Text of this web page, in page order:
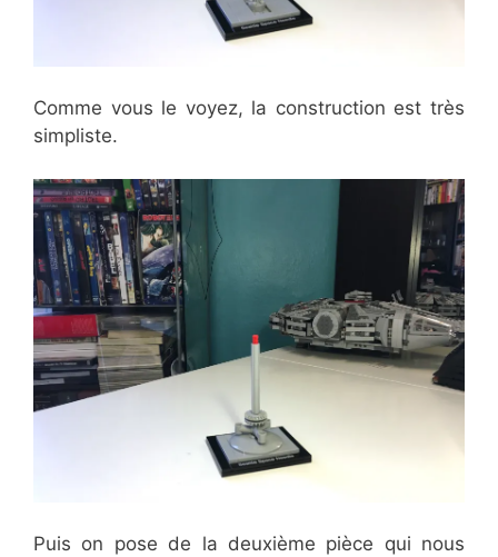
Comme vous le voyez, la construction est très
simpliste.
Puis on pose de la deuxième pièce qui nous